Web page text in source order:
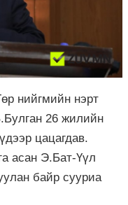
нийгмийн нэрт
26 жилийн
цацагдав.
асан Э.Бат-Үүл
байр сууриа